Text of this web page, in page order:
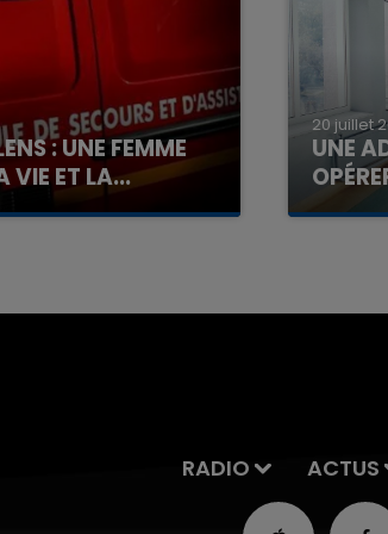
: UNE FEMME
VIE ET LA...
le feu après avoir
20 juillet
UNE
La
RADIO ACTUS